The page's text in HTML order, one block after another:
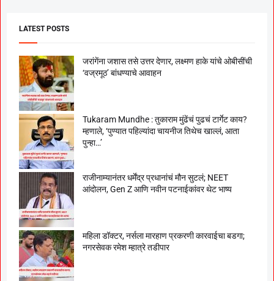
LATEST POSTS
जरांगेंना जशास तसे उत्तर देणार, लक्ष्मण हाके यांचे ओबीसींची
‘वज्रमूठ’ बांधण्याचे आवाहन
Tukaram Mundhe : तुकाराम मुंढेंचं पुढचं टार्गेट काय?
म्हणाले, ‘पुण्यात पहिल्यांदा चायनीज तिथेच खाल्लं, आता
पुन्हा…’
राजीनाम्यानंतर धर्मेंद्र प्रधानांचं मौन सुटलं; NEET
आंदोलन, Gen Z आणि नवीन पटनाईकांवर थेट भाष्य
महिला डॉक्टर, नर्सला मारहाण प्रकरणी कारवाईचा बडगा;
नगरसेवक रमेश म्हात्रे तडीपार